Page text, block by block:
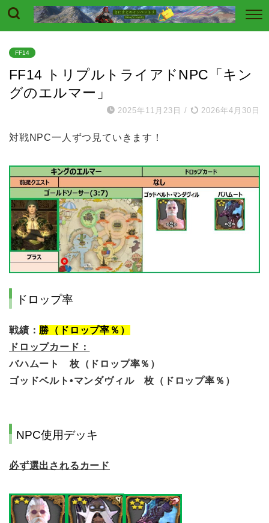
FF14
FF14 トリプルトライアドNPC「キン
グのエルマー」
2025年11月23日 / 2026年4月30日
対戦NPC一人ずつ見ていきます！
ドロップ率
戦績： 勝（ドロップ率％）
ドロップカード：
バハムート 枚（ドロップ率％）
ゴッドベルト•マンダヴィル 枚（ドロップ率％）
NPC使用デッキ
必ず選出されるカード